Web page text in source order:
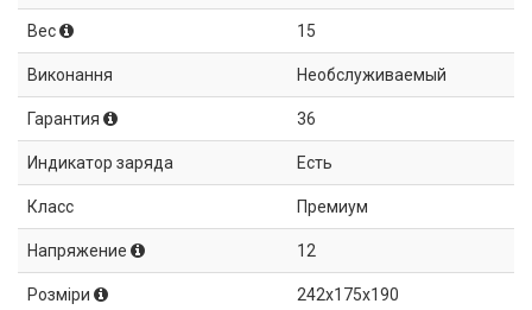
Вес 15
Виконання Необслуживаемый
Гарантия 36
Индикатор заряда Есть
Класс Премиум
Напряжение 12
Розміри 242x175x190